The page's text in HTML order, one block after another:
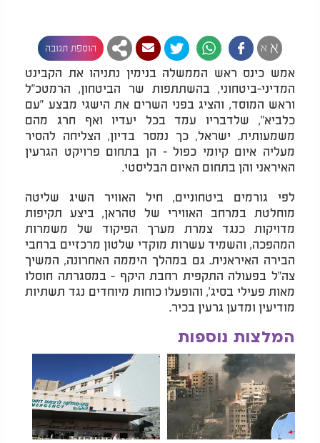
א א הוספת תגובה
אמש כינס ראש הממשלה בנימין נתניהו את הקבינט
המדיני-ביטחוני, בהשתתפות שר הביטחון, הרמטכ"ל
וראש המוסד, והציג בפני השרים את הישגי מבצע "עם
כלביא", שלדבריו עמד בכל יעדיו ואף חרג מהם
משמעותית. ישראל, כך נמסר בדיון, הצליחה להסיר
מעליה איום קיומי כפול - הן בתחום פרויקט הגרעין
האיראני והן בתחום האיום הבליסטי.
לפי גורמים ביטחוניים, חיל האוויר השיג שליטה
מוחלטת במרחב האווירי של טהראן, ביצע תקיפות
מדויקות כנגד צמרת מערך הפיקוד של משמרות
המהפכה, והשמיד עשרות מוקדי שלטון מרכזיים ברחבי
הבירה האיראנית. גם במהלך היממה האחרונה, המשיך
צה"ל בפעולה התקפית רחבת היקף - במסגרתה חוסלו
מאות פעילי בסיג', והופעלו כוחות מיוחדים נגד תשתיות
מודיעין ומדען גרעין בכיר.
המלצות נוספות